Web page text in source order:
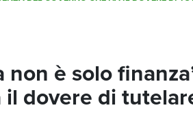
è solo
il dovere di